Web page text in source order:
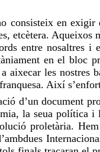
consisteix en exigir
etcètera. Aqueixos
entre nosaltres
en el bloc
aixecar les nostres
Així
d’un document
la seua política i
proletària.